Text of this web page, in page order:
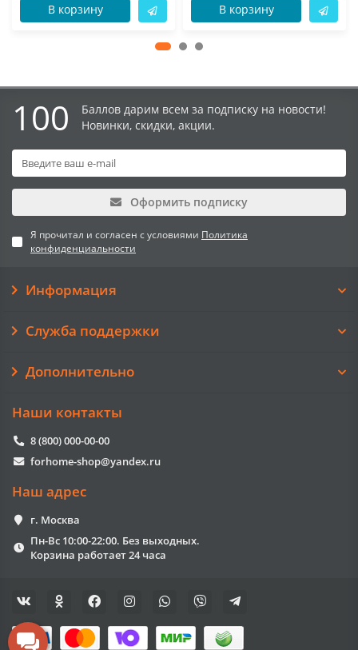
В корзину В корзину
100
Баллов дарим всем за подписку на новости!
Новинки, скидки, акции.
Оформить подписку
Я прочитал и согласен с условиями Политика
конфиденциальности
Информация
Служба поддержки
Дополнительно
Наши контакты
8 (800) 000-00-00
forhome-shop@yandex.ru
Наш адрес
г. Москва
Пн-Вс 10:00-22:00. Без выходных.
Корзина работает 24 часа